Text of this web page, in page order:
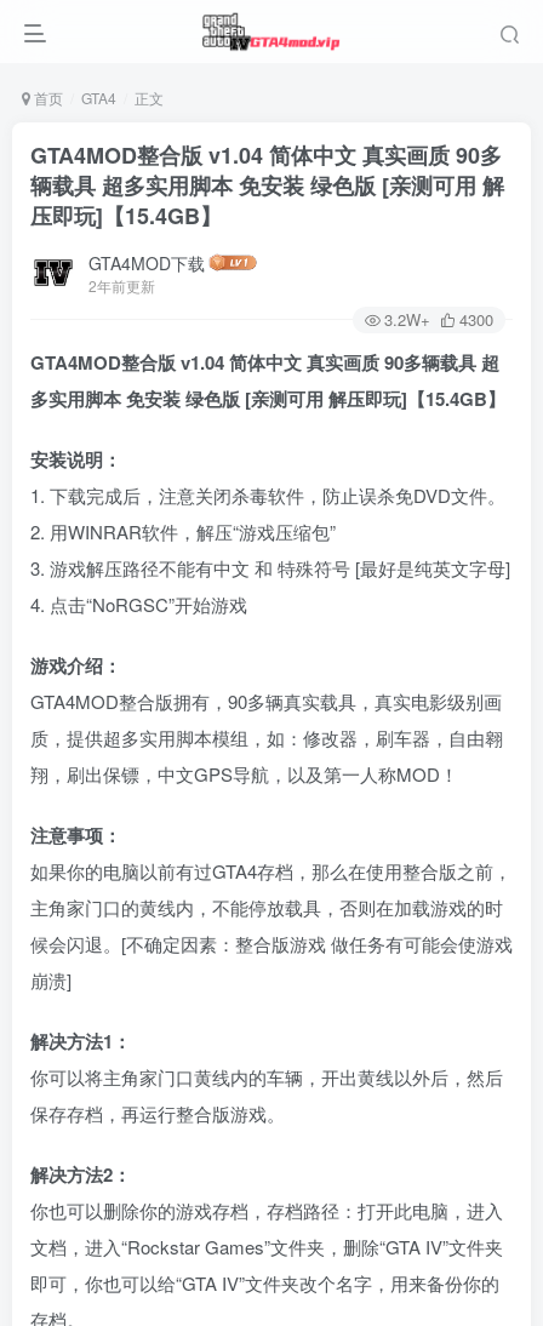
首页 GTA4 正文
GTA4MOD整合版 v1.04 简体中文 真实画质 90多
辆载具 超多实用脚本 免安装 绿色版 [亲测可用 解
压即玩]【15.4GB】
GTA4MOD下载
2年前更新
3.2W+ 4300
GTA4MOD整合版 v1.04 简体中文 真实画质 90多辆载具 超
多实用脚本 免安装 绿色版 [亲测可用 解压即玩]【15.4GB】
安装说明：
1. 下载完成后，注意关闭杀毒软件，防止误杀免DVD文件。
2. 用WINRAR软件，解压“游戏压缩包”
3. 游戏解压路径不能有中文 和 特殊符号 [最好是纯英文字母]
4. 点击“NoRGSC”开始游戏
游戏介绍：
GTA4MOD整合版拥有，90多辆真实载具，真实电影级别画
质，提供超多实用脚本模组，如：修改器，刷车器，自由翱
翔，刷出保镖，中文GPS导航，以及第一人称MOD！
注意事项：
如果你的电脑以前有过GTA4存档，那么在使用整合版之前，
主角家门口的黄线内，不能停放载具，否则在加载游戏的时
候会闪退。[不确定因素：整合版游戏 做任务有可能会使游戏
崩溃]
解决方法1：
你可以将主角家门口黄线内的车辆，开出黄线以外后，然后
保存存档，再运行整合版游戏。
解决方法2：
你也可以删除你的游戏存档，存档路径：打开此电脑，进入
文档，进入“Rockstar Games”文件夹，删除“GTA IV”文件夹
即可，你也可以给“GTA IV”文件夹改个名字，用来备份你的
存档。